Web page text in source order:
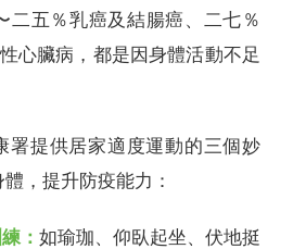
二五％乳癌及結腸癌、二七％
心臟病，都是因身體活動不足
署提供居家適度運動的三個妙
，提升防疫能力：
： 如瑜珈、仰臥起坐、伏地挺